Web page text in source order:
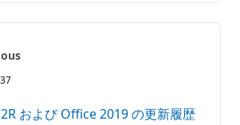
ト
および Office 2019 の更新履歴